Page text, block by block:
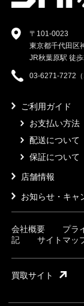
〒101-0023
東京都千代田区
JR秋葉原駅 徒
03-6271-7272（
ご利用ガイド
お支払い方法
配送について
保証について
店舗情報
お知らせ・キャ
会社概要 プラ
記
サイトマッ
買取サイト